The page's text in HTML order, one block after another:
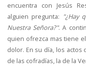
encuentra con Jesús
alguien pregunta: "¿Hay
Nuestra Señora?". A
quien ofrezca mas tiene
dolor. En su día, los actos
de las cofradías, la de la